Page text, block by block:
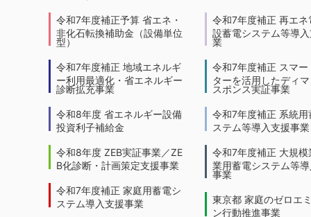
令和7年度補正予算 省エネ・
非化石転換補助金（設備単位
型）
令和7年度補正 地域エネルギ
ー利用最適化・省エネルギー
診断拡充事業
令和8年度 省エネルギー設備
投資利子補給金
令和8年度 ZEB実証事業／ZE
B化診断・計画策定支援事業
令和7年度補正 家庭用蓄電シ
ステム導入支援事業
令和7年度補正 再エネ
設蓄電システム等導
業
令和7年度補正 スマー
ターを活用したディ
スポンス実証事業
令和7年度補正 系統用
ステム等導入支援事業
令和7年度補正 大規模
業用蓄電システム等
事業
東京都 家庭のゼロエ
ン行動推進事業